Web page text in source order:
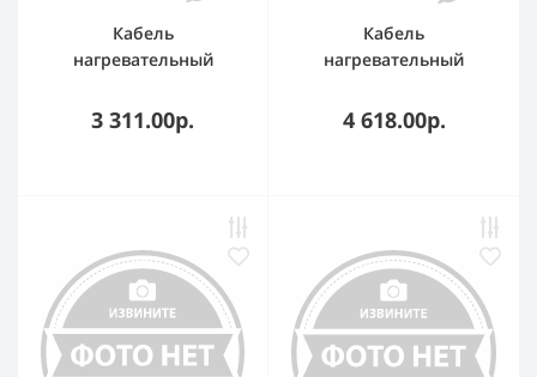
Кабель
нагревательный
50,0
3 311.00р.
Кабель
нагревательный
71,0
4 618.00р.